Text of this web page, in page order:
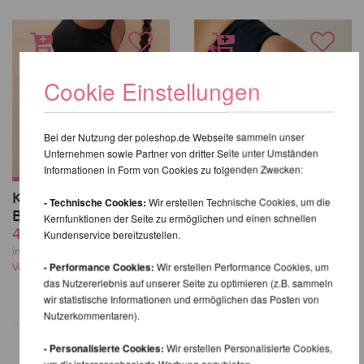
Kehlani High Waist
Bottoms - Lunalae
49,41 EUR
inkl. 20 % MwSt. zzgl.
Versandkosten
Bliss Garter Shorts -
Pole Addict
Versandkosten
Cookie Einstellungen
Bei der Nutzung der poleshop.de Webseite sammeln unser
Unternehmen sowie Partner von dritter Seite unter Umständen
Informationen in Form von Cookies zu folgenden Zwecken:
- Technische Cookies: Wir erstellen Technische Cookies, um die
Kernfunktionen der Seite zu ermöglichen und einen schnellen
Kundenservice bereitzustellen.
- Performance Cookies:Wir erstellen Performance Cookies, um
das Nutzererlebnis auf unserer Seite zu optimieren (z.B. sammeln
wir statistische Informationen und ermöglichen das Posten von
Nutzerkommentaren).
- Personalisierte Cookies:Wir erstellen Personalisierte Cookies,